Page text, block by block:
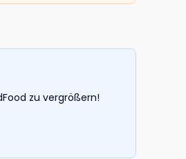
zu vergrößern!